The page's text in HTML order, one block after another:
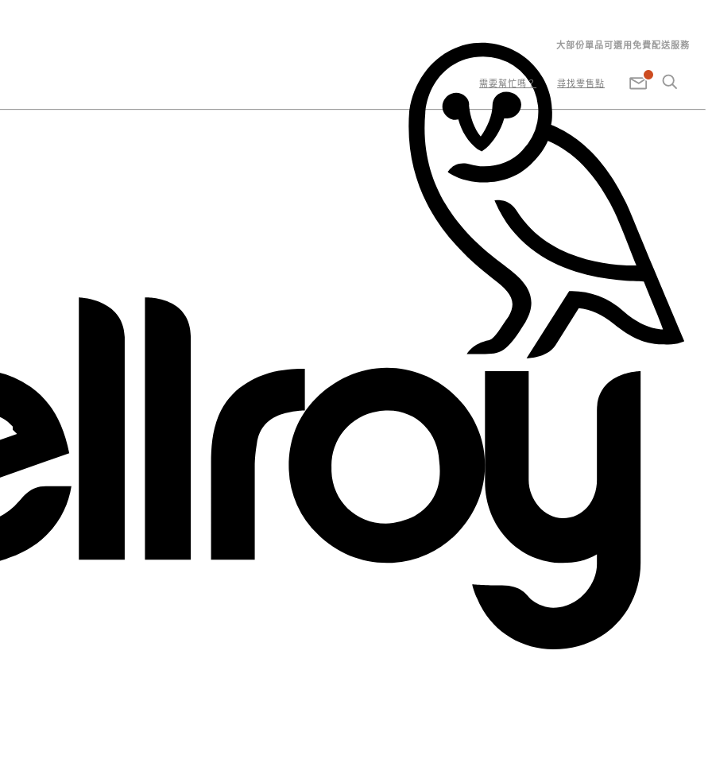
大部份單品可選用免費配送服務
需要幫忙嗎？ 尋找零售點